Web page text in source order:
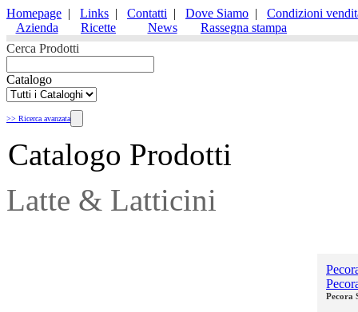
Homepage | Links | Contatti | Dove Siamo | Condizioni
Azienda
Ricette News
Rassegna stampa
Cerca Prodotti
Catalogo
>> Ricerca avanzata
Catalogo Prodotti
Latte & Latticini
Pecora